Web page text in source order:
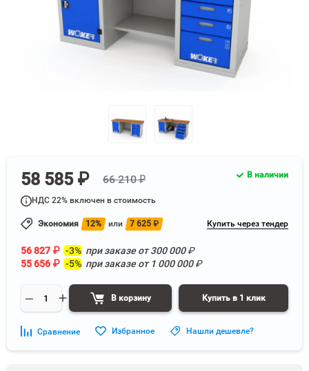
58 585 ₽ 66 210 ₽
НДС 22% включен в стоимость
Экономия 12% или 7 625 ₽ Купить через тендер
56 827 ₽ -3% при заказе от300 000₽
55 656 ₽ -5% при заказе от 1 000 000₽
В корзину Купить в 1 клик
В наличии
Сравнение Избранное Нашли дешевле?